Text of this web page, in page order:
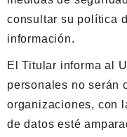
consultar su política
información.
El Titular informa al
personales no serán
organizaciones, con
de datos esté